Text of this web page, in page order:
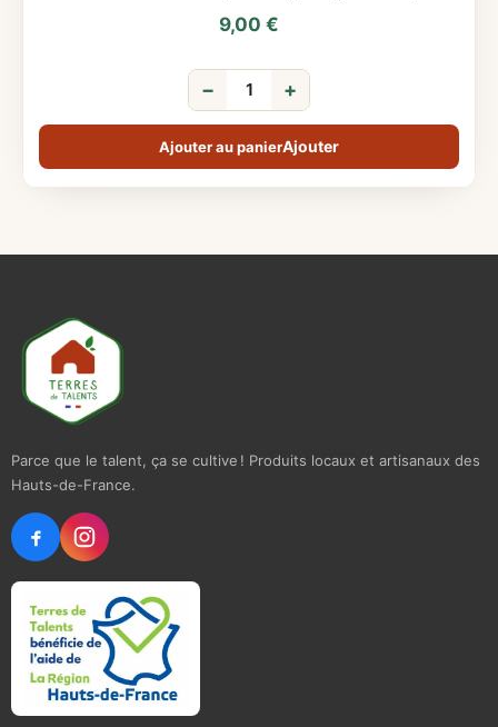
9,00 €
− +
Ajouter au panier
Parce que le talent, ça se cultive ! Produits locaux et artisanaux des
Hauts-de-France.